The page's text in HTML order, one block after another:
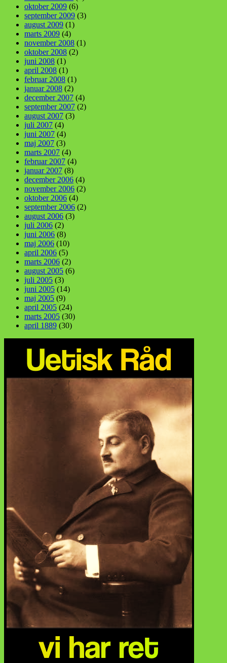
oktober 2009 (6)
september 2009 (3)
august 2009 (1)
marts 2009 (4)
november 2008 (1)
oktober 2008 (2)
juni 2008 (1)
april 2008 (1)
februar 2008 (1)
januar 2008 (2)
december 2007 (4)
september 2007 (2)
august 2007 (3)
juli 2007 (4)
juni 2007 (4)
maj 2007 (3)
marts 2007 (4)
februar 2007 (4)
januar 2007 (8)
december 2006 (4)
november 2006 (2)
oktober 2006 (4)
september 2006 (2)
august 2006 (3)
juli 2006 (2)
juni 2006 (8)
maj 2006 (10)
april 2006 (5)
marts 2006 (2)
august 2005 (6)
juli 2005 (3)
juni 2005 (14)
maj 2005 (9)
april 2005 (24)
marts 2005 (30)
april 1889 (30)